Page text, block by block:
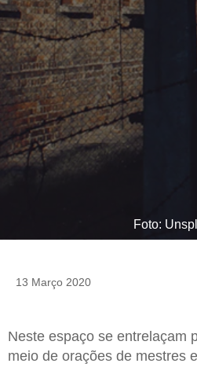
Foto:
13 Março 2020
Neste espaço se entrelaçam
meio de orações de mestres